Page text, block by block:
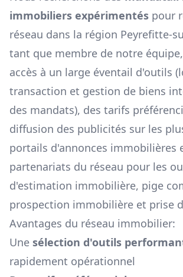
immobiliers expérimentés pour
réseau dans la région Peyrefitte-
tant que membre de notre
accès à un large éventail d'outils
transaction et gestion de biens
des mandats), des tarifs
diffusion des publicités sur les
portails d'annonces immobilières
partenariats du réseau pour les
d'estimation immobilière, pige
prospection immobilière et prise
Avantages du réseau immobilier:
Une sélection d'outils
rapidement opérationnel